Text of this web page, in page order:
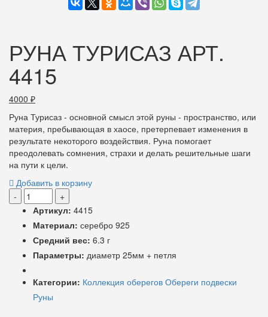
РУНА ТУРИСАЗ АРТ.
4415
4000 ₽
Руна Турисаз - основной смысл этой руны - пространство, или
материя, пребывающая в хаосе, претерпевает изменения в
результате некоторого воздействия. Руна помогает
преодолевать сомнения, страхи и делать решительные шаги
на пути к цели.
Добавить в корзину
-
+
Артикул: 4415
Материал: серебро 925
Средний вес: 6.3 г
Параметры: диаметр 25мм + петля
Категории: Коллекция оберегов Обереги подвески
Руны